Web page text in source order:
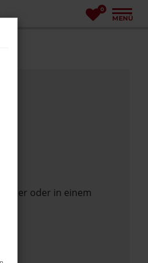
0
MENÜ
oder in einem